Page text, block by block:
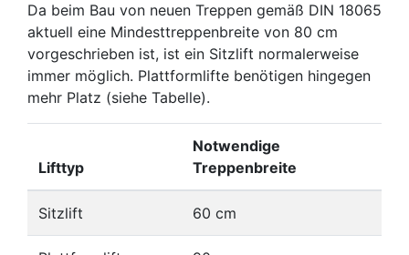
Da beim Bau von neuen Treppen gemäß DIN 18065
aktuell eine Mindesttreppenbreite von 80 cm
vorgeschrieben ist, ist ein Sitzlift normalerweise
immer möglich. Plattformlifte benötigen hingegen
mehr Platz (siehe Tabelle).
Lifttyp
Notwendige
Treppenbreite
Sitzlift 60 cm